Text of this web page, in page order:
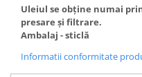
Uleiul se obține numai
presare și filtrare.
Ambalaj - sticlă
Informatii conformitate